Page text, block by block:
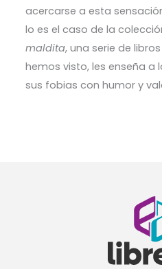
acercarse a esta
lo es el caso de la
maldita, una serie de
hemos visto, les enseña
sus fobias con humor y